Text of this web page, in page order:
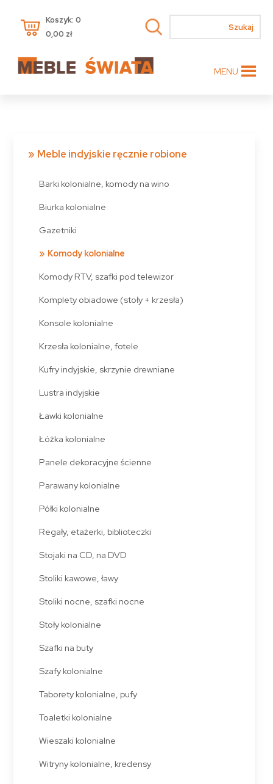
Koszyk: 0
0,00 zł
MENU
Meble indyjskie ręcznie robione
Barki kolonialne, komody na wino
Biurka kolonialne
Gazetniki
Komody kolonialne
Komody RTV, szafki pod telewizor
Komplety obiadowe (stoły + krzesła)
Konsole kolonialne
Krzesła kolonialne, fotele
Kufry indyjskie, skrzynie drewniane
Lustra indyjskie
Ławki kolonialne
Łóżka kolonialne
Panele dekoracyjne ścienne
Parawany kolonialne
Półki kolonialne
Regały, etażerki, biblioteczki
Stojaki na CD, na DVD
Stoliki kawowe, ławy
Stoliki nocne, szafki nocne
Stoły kolonialne
Szafki na buty
Szafy kolonialne
Taborety kolonialne, pufy
Toaletki kolonialne
Wieszaki kolonialne
Witryny kolonialne, kredensy